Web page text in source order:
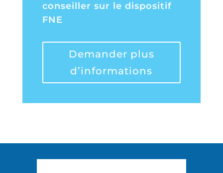
conseiller sur le dispositif
FNE
Demander plus
d’informations